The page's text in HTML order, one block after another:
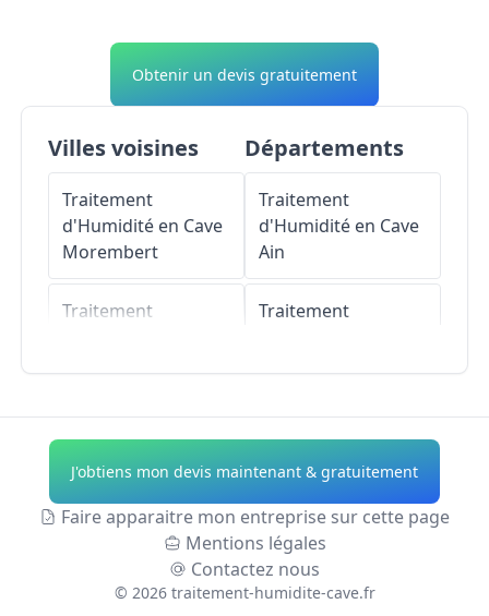
Obtenir un devis gratuitement
Villes voisines
Traitement
d'Humidité en Cave
Morembert
Traitement
Traitement
Jasseines
Traitement
d'Humidité en Cave
Vaucogne
Départements
Traitement
d'Humidité en Cave
Ain
Traitement
Traitement
Allier
Traitement
d'Humidité en Cave
Alpes-de-Haute-
J'obtiens mon devis maintenant & gratuitement
Faire apparaitre mon entreprise sur cette page
Mentions légales
Contactez nous
© 2026 traitement-humidite-cave.fr